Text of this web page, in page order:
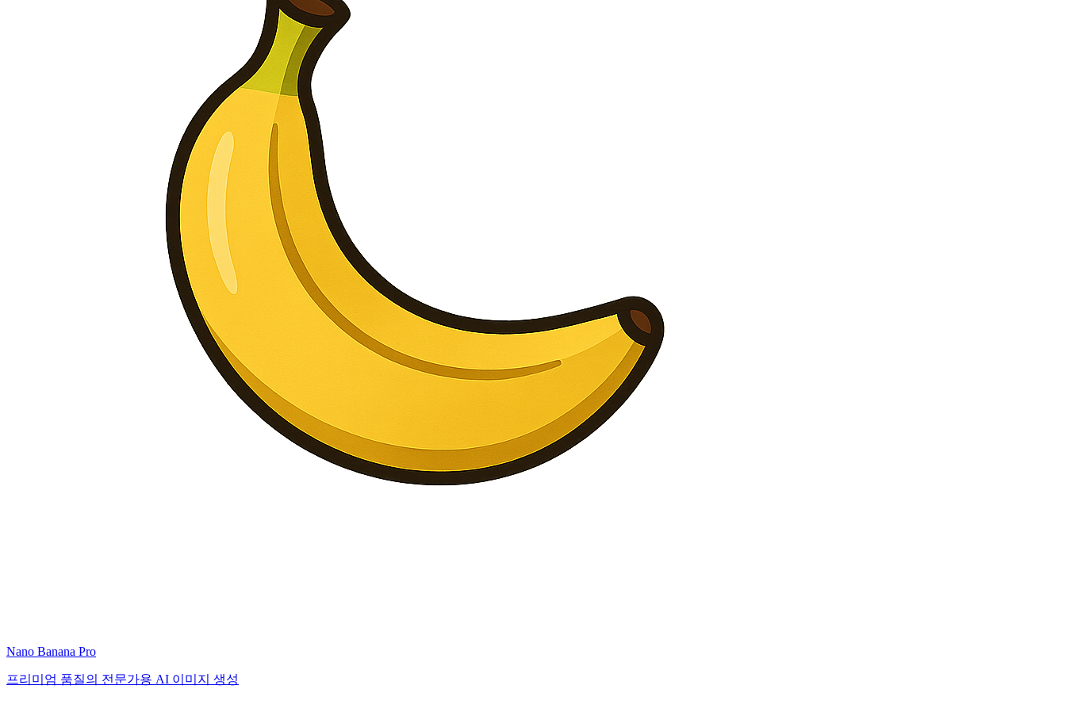
Nano Banana Pro
프리미엄 품질의 전문가용 AI 이미지 생성